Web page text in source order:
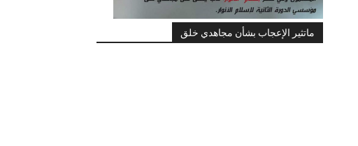
ماتثير الإعجاب بشأن مجاهدي خلق